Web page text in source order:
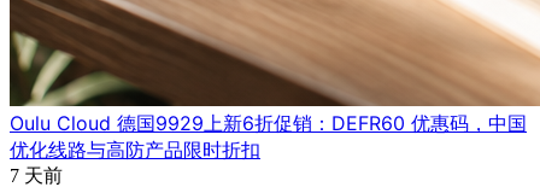
Oulu Cloud 德国9929上新6折促销：DEFR60 优惠码，中国
优化线路与高防产品限时折扣
7 天前